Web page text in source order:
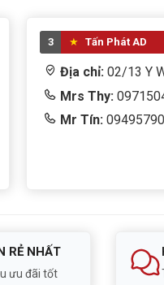
3 Tấn Phát AD
Địa chỉ:02/13 Y
Mrs Thy:
Mr Tín:
RẺ NHẤT
ưu đãi tốt